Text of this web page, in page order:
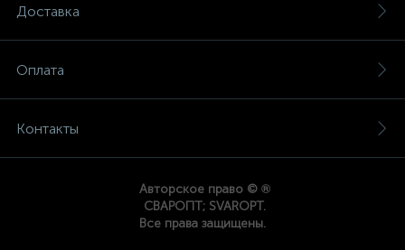
Доставка
Оплата
Контакты
Авторское право © ®
СВАРОПТ; SVAROPT.
Все права защищены.